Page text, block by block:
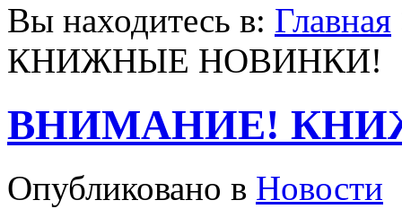
Вы находитесь в: Главная
КНИЖНЫЕ НОВИНКИ!
ВНИМАНИЕ!
Опубликовано в Новости